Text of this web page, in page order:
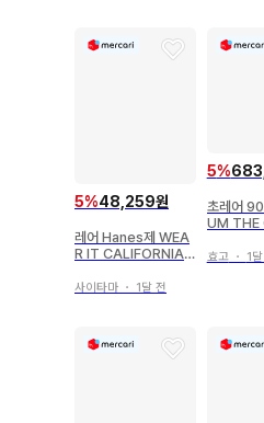
5%48,259원
레어 Hanes제 WEA
R IT CALIFORNIA
사이타마 ・ 1달 전
5%
초레어
UM THE
효고・ 1